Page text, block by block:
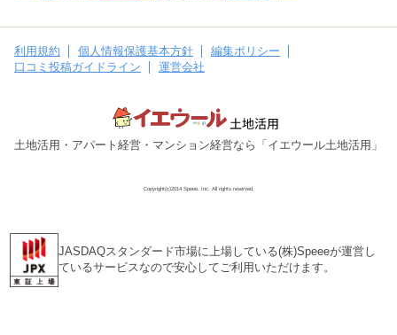
土地活用・アパート経営・マンション経営なら「イエウール土地活用」
利用規約 個人情報保護基本方針
編集ポリシー
口コミ投稿ガイドライン
運営会社
Copyright(c)2014 Speee, Inc. All rights reserved.
JASDAQスタンダード市場に上場している(株)Speeeが運営し
ているサービスなので安心してご利用いただけます。